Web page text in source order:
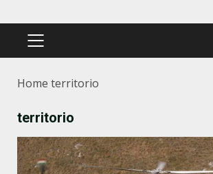
PRIMÄRES
Home territorio
territorio